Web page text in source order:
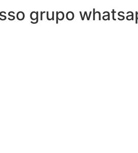
grupo